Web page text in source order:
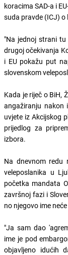
koracima SAD-a i
suda pravde (ICJ)
"Na jednoj strani
drugoj očekivanja
i EU pokažu put
slovenskom
Kada je riječ o BiH,
angažiranju nakon
uvjete iz Akcijskog
prijedlog za
izbora.
Na dnevnom redu
veleposlanika u
početka mandata
završnoj fazi i
no njegovo ime
"Ja sam dao
ime je pod
objavljeno idućih